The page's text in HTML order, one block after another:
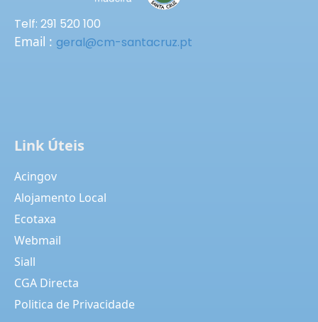
Telf: 291 520 100
Email : geral@cm-santacruz.pt
Link Úteis
Acingov
Alojamento Local
Ecotaxa
Webmail
Siall
CGA Directa
Politica de Privacidade